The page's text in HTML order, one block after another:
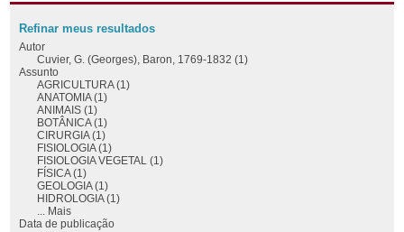
Refinar meus resultados
Autor
Cuvier, G. (Georges), Baron, 1769-1832 (1)
Assunto
AGRICULTURA (1)
ANATOMIA (1)
ANIMAIS (1)
BOTÂNICA (1)
CIRURGIA (1)
FISIOLOGIA (1)
FISIOLOGIA VEGETAL (1)
FÍSICA (1)
GEOLOGIA (1)
HIDROLOGIA (1)
... Mais
Data de publicação